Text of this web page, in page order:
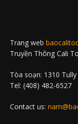
Trang web
Truyền Thông Cali
Tòa soạn: 1310
Tel: (408) 482-6527
Contact us: